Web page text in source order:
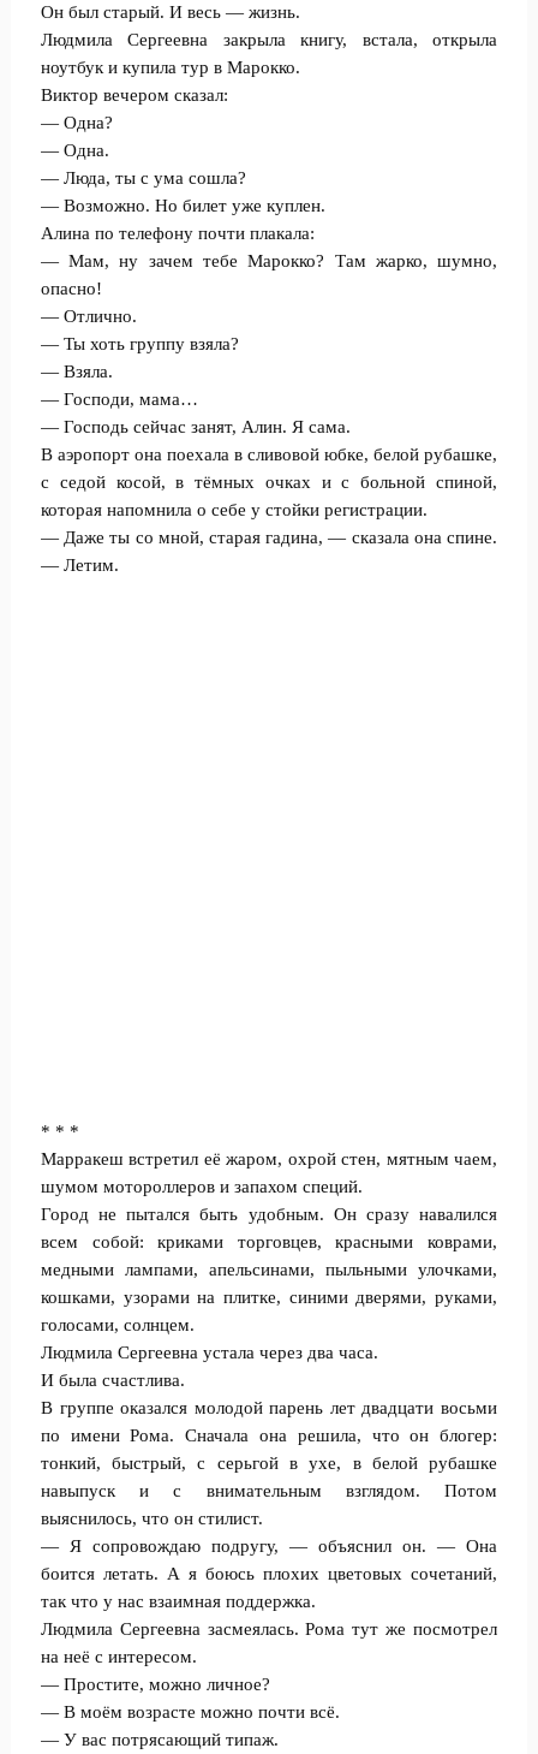
Он был старый. И весь — жизнь.
Людмила Сергеевна закрыла книгу, встала, открыла
ноутбук и купила тур в Марокко.
Виктор вечером сказал:
— Одна?
— Одна.
— Люда, ты с ума сошла?
— Возможно. Но билет уже куплен.
Алина по телефону почти плакала:
— Мам, ну зачем тебе Марокко? Там жарко, шумно,
опасно!
— Отлично.
— Ты хоть группу взяла?
— Взяла.
— Господи, мама…
— Господь сейчас занят, Алин. Я сама.
В аэропорт она поехала в сливовой юбке, белой рубашке,
с седой косой, в тёмных очках и с больной спиной,
которая напомнила о себе у стойки регистрации.
— Даже ты со мной, старая гадина, — сказала она спине.
— Летим.
* * *
Марракеш встретил её жаром, охрой стен, мятным чаем,
шумом мотороллеров и запахом специй.
Город не пытался быть удобным. Он сразу навалился
всем собой: криками торговцев, красными коврами,
медными лампами, апельсинами, пыльными улочками,
кошками, узорами на плитке, синими дверями, руками,
голосами, солнцем.
Людмила Сергеевна устала через два часа.
И была счастлива.
В группе оказался молодой парень лет двадцати восьми
по имени Рома. Сначала она решила, что он блогер:
тонкий, быстрый, с серьгой в ухе, в белой рубашке
навыпуск и с внимательным взглядом. Потом
выяснилось, что он стилист.
— Я сопровождаю подругу, — объяснил он. — Она
боится летать. А я боюсь плохих цветовых сочетаний,
так что у нас взаимная поддержка.
Людмила Сергеевна засмеялась. Рома тут же посмотрел
на неё с интересом.
— Простите, можно личное?
— В моём возрасте можно почти всё.
— У вас потрясающий типаж.